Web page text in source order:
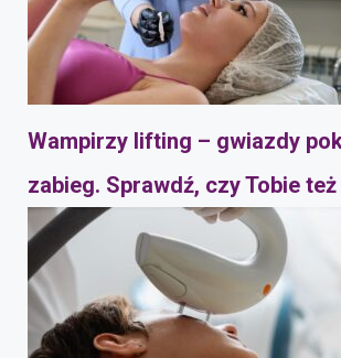
Wampirzy lifting – gwiazdy
zabieg. Sprawdź, czy Tobie